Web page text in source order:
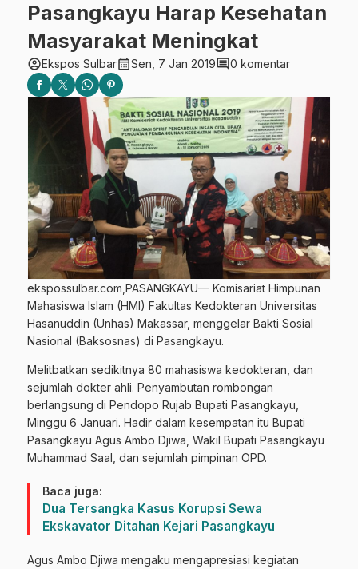
Pasangkayu Harap Kesehatan
Masyarakat Meningkat
account_circleEkspos Sulbarcalendar_monthSen, 7 Jan 2019comment0 komentar
ekspossulbar.com,PASANGKAYU— Komisariat Himpunan
Mahasiswa Islam (HMI) Fakultas Kedokteran Universitas
Hasanuddin (Unhas) Makassar, menggelar Bakti Sosial
Nasional (Baksosnas) di Pasangkayu.
Melitbatkan sedikitnya 80 mahasiswa kedokteran, dan
sejumlah dokter ahli. Penyambutan rombongan
berlangsung di Pendopo Rujab Bupati Pasangkayu,
Minggu 6 Januari. Hadir dalam kesempatan itu Bupati
Pasangkayu Agus Ambo Djiwa, Wakil Bupati Pasangkayu
Muhammad Saal, dan sejumlah pimpinan OPD.
Baca juga:
Dua Tersangka Kasus Korupsi Sewa
Ekskavator Ditahan Kejari Pasangkayu
Agus Ambo Djiwa mengaku mengapresiasi kegiatan